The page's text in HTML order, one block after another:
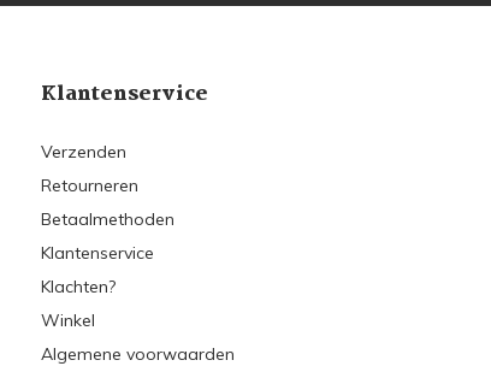
Klantenservice
Verzenden
Retourneren
Betaalmethoden
Klantenservice
Klachten?
Winkel
Algemene voorwaarden